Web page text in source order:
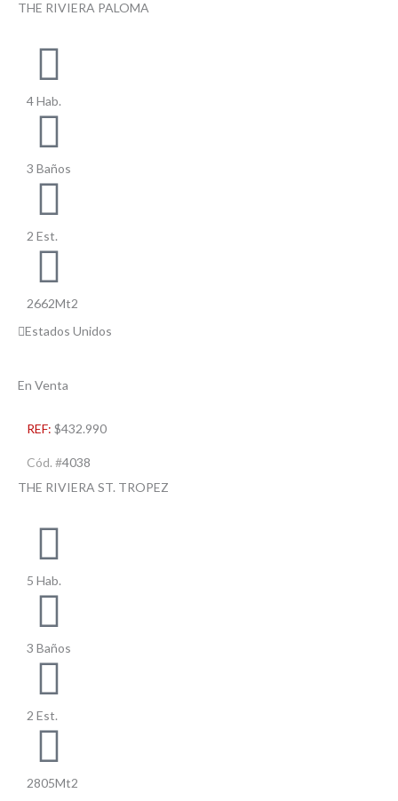
THE RIVIERA PALOMA
4 Hab.
3 Baños
2 Est.
2662Mt2
Estados Unidos
En Venta
REF: $432.990
Cód. #4038
THE RIVIERA ST. TROPEZ
5 Hab.
3 Baños
2 Est.
2805Mt2